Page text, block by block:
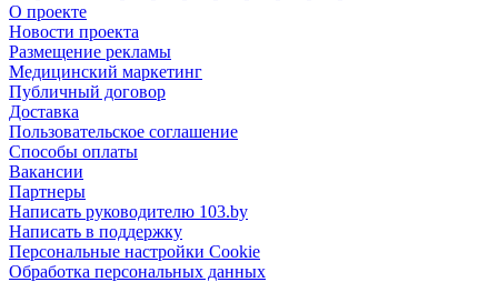
О проекте
Новости проекта
Размещение рекламы
Медицинский маркетинг
Публичный договор
Доставка
Пользовательское соглашение
Способы оплаты
Вакансии
Партнеры
Написать руководителю 103.by
Написать в поддержку
Персональные настройки Cookie
Обработка персональных данных